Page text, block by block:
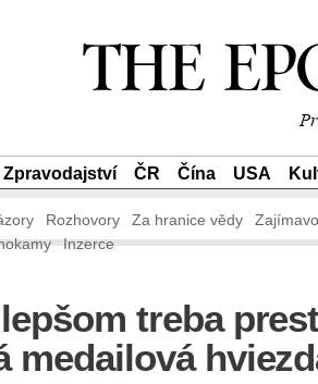
Zpravodajství ČR Čína USA
Rozhovory Za hranice vědy
Inzerce
treba
medailová